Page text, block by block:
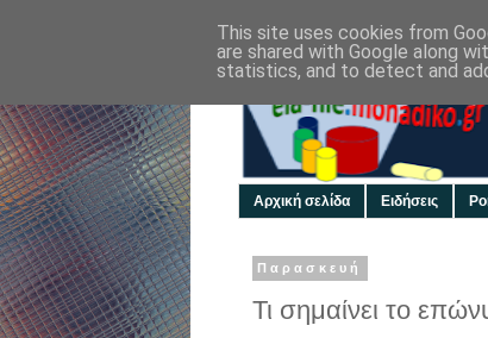
Αρχική σελίδα Ειδήσεις
Παρασκευή
Τι σημαίνει το
This site uses cookies from
are shared with Google along
statistics, and to detect and